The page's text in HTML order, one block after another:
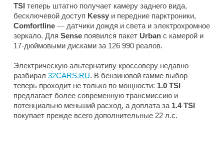
TSI теперь штатно получает камеру заднего вида,
бесключевой доступ Kessy и передние парктроники,
Comfortline — датчики дождя и света и электрохромное
зеркало. Для Sense появился пакет Urban с камерой и
17-дюймовыми дисками за 126 990 реалов.
Электрическую альтернативу кроссоверу недавно
разбирал 32CARS.RU. В бензиновой гамме выбор
теперь проходит не только по мощности: 1.0 TSI
предлагает более современную трансмиссию и
потенциально меньший расход, а доплата за 1.4 TSI
покупает прежде всего дополнительные 22 л.с.